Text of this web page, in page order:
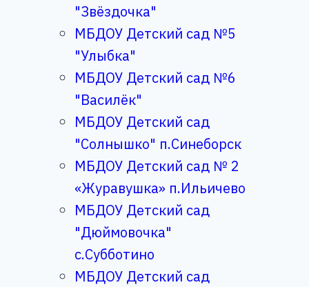
"Звёздочка"
МБДОУ Детский сад №5
"Улыбка"
МБДОУ Детский сад №6
"Василёк"
МБДОУ Детский сад
"Солнышко" п.Синеборск
МБДОУ Детский сад № 2
«Журавушка» п.Ильичево
МБДОУ Детский сад
"Дюймовочка"
с.Субботино
МБДОУ Детский сад